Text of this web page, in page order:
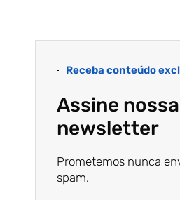
Receba conteúdo
Assine nossa
newsletter
Prometemos nunca
spam.